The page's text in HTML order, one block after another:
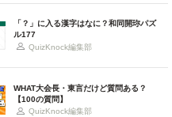
「？」に入る漢字はなに？和同開珎パズ
ル177
QuizKnock編集部
WHAT大会長・東言だけど質問ある？
【100の質問】
QuizKnock編集部